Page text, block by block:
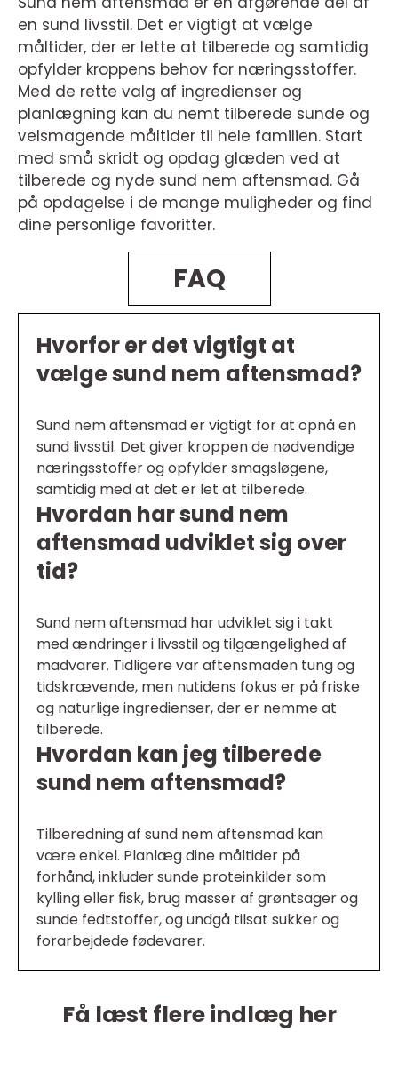
en sund livsstil. Det er vigtigt at vælge
måltider, der er lette at tilberede og samtidig
opfylder kroppens behov for næringsstoffer.
Med de rette valg af ingredienser og
planlægning kan du nemt tilberede sunde og
velsmagende måltider til hele familien. Start
med små skridt og opdag glæden ved at
tilberede og nyde sund nem aftensmad. Gå
på opdagelse i de mange muligheder og find
dine personlige favoritter.
FAQ
Hvorfor er det vigtigt at
vælge sund nem aftensmad?
Sund nem aftensmad er vigtigt for at opnå en
sund livsstil. Det giver kroppen de nødvendige
næringsstoffer og opfylder smagsløgene,
samtidig med at det er let at tilberede.
Hvordan har sund nem
aftensmad udviklet sig over
tid?
Sund nem aftensmad har udviklet sig i takt
med ændringer i livsstil og tilgængelighed af
madvarer. Tidligere var aftensmaden tung og
tidskrævende, men nutidens fokus er på friske
og naturlige ingredienser, der er nemme at
tilberede.
Hvordan kan jeg tilberede
sund nem aftensmad?
Tilberedning af sund nem aftensmad kan
være enkel. Planlæg dine måltider på
forhånd, inkluder sunde proteinkilder som
kylling eller fisk, brug masser af grøntsager og
sunde fedtstoffer, og undgå tilsat sukker og
forarbejdede fødevarer.
Få læst flere indlæg her